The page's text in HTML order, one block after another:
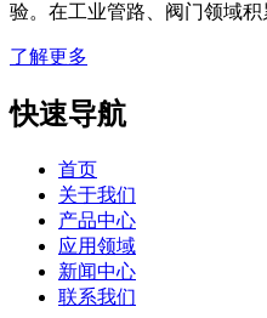
验。在工业管路、阀门领域积
了解更多
快速导航
首页
关于我们
产品中心
应用领域
新闻中心
联系我们